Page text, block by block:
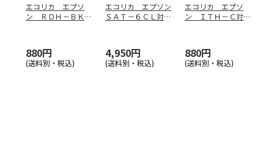
エコリカ エプソ
ン ＲＤＨ－ＢＫ対
880円
(送料別・税込)
エコリカ エプソン
ＳＡＴ－６ＣＬ対応
4,950円
(送料別・税込)
エコリカ エプソ
ン ＩＴＨ－Ｃ対応
880円
(送料別・税込)